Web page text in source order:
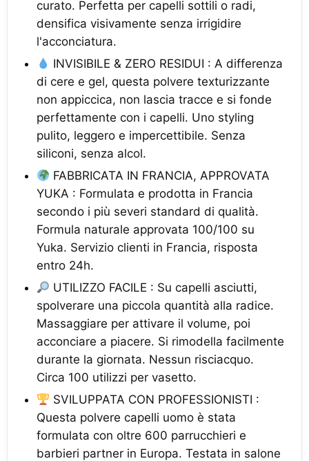
curato. Perfetta per capelli sottili o radi,
densifica visivamente senza irrigidire
l'acconciatura.
INVISIBILE & ZERO RESIDUI : A differenza
di cere e gel, questa polvere texturizzante
non appiccica, non lascia tracce e si fonde
perfettamente con i capelli. Uno styling
pulito, leggero e impercettibile. Senza
siliconi, senza alcol.
FABBRICATA IN FRANCIA, APPROVATA
YUKA : Formulata e prodotta in Francia
secondo i più severi standard di qualità.
Formula naturale approvata 100/100 su
Yuka. Servizio clienti in Francia, risposta
entro 24h.
UTILIZZO FACILE : Su capelli asciutti,
spolverare una piccola quantità alla radice.
Massaggiare per attivare il volume, poi
acconciare a piacere. Si rimodella facilmente
durante la giornata. Nessun risciacquo.
Circa 100 utilizzi per vasetto.
SVILUPPATA CON PROFESSIONISTI :
Questa polvere capelli uomo è stata
formulata con oltre 600 parrucchieri e
barbieri partner in Europa. Testata in salone